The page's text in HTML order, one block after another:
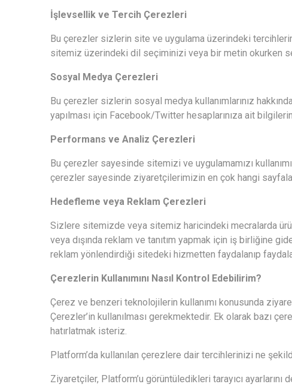
İşlevsellik ve Tercih Çerezleri
Bu çerezler sizlerin site ve uygulama üzerindeki
sitemiz üzerindeki dil seçiminizi veya bir metin okurken
Sosyal Medya Çerezleri
Bu çerezler sizlerin sosyal medya kullanımlarınız
yapılması için Facebook/Twitter hesaplarınıza ait
Performans ve Analiz Çerezleri
Bu çerezler sayesinde sitemizi ve uygulamamızı
çerezler sayesinde ziyaretçilerimizin en çok hangi
Hedefleme veya Reklam Çerezleri
Sizlere sitemizde veya sitemiz haricindeki mecralarda
veya dışında reklam ve tanıtım yapmak için iş birliğine
reklam yönlendirdiği sitedeki hizmetten faydalanıp
Çerezlerin Kullanımını Nasıl Kontrol Edebilirim?
Çerez ve benzeri teknolojilerin kullanımı konusunda
Çerezler’in kullanılması gerekmektedir. Ek olarak bazı
hatırlatmak isteriz.
Platform’da kullanılan çerezlere dair tercihlerinizi ne
Ziyaretçiler, Platform’u görüntüledikleri tarayıcı